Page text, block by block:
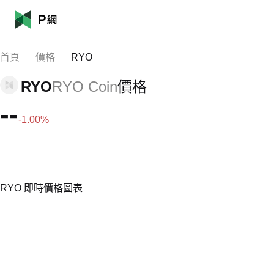
首頁 價格 RYO
RYORYO Coin價格
---1.00%
RYO 即時價格圖表